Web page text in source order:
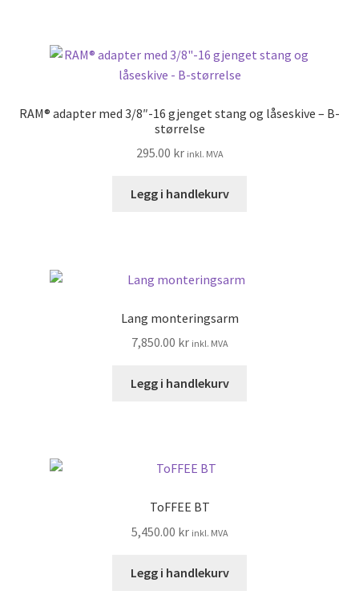
RAM® adapter med 3/8″-16 gjenget stang og låseskive – B-
størrelse
295.00 kr inkl. MVA
Legg i handlekurv
Lang monteringsarm
7,850.00 kr inkl. MVA
Legg i handlekurv
ToFFEE BT
5,450.00 kr inkl. MVA
Legg i handlekurv